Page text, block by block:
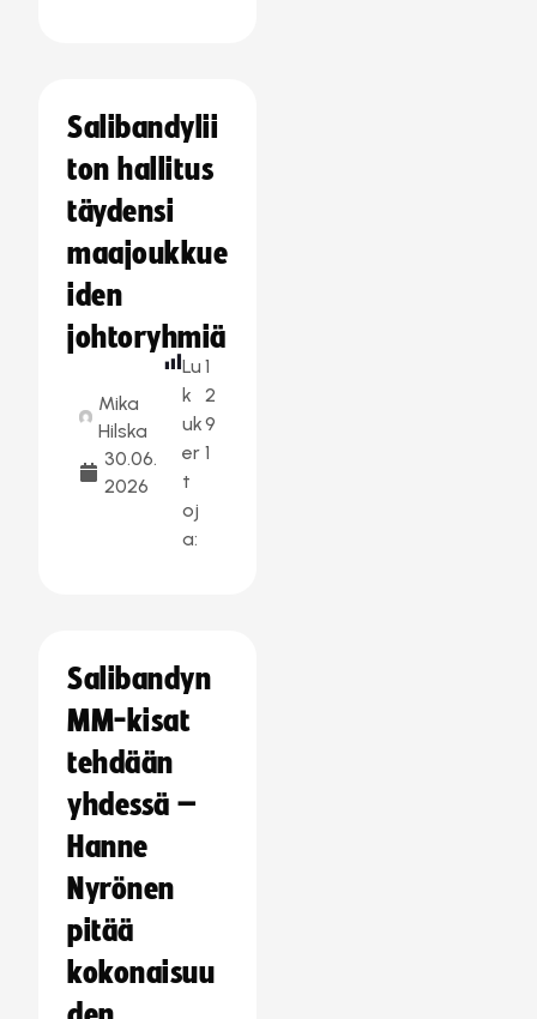
Salibandylii
ton hallitus
täydensi
maajoukkue
iden
johtoryhmiä
Mika
Hilska
30.06.
2026
Lu
k
uk
er
t
oj
a:
1
2
9
1
Salibandyn
MM-kisat
tehdään
yhdessä –
Hanne
Nyrönen
pitää
kokonaisuu